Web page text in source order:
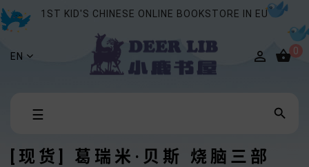
1ST KID'S CHINESE ONLINE BOOKSTORE IN EU
EN  0
Toggle
☰ 
[现货] 葛瑞米·贝斯 烧脑三部